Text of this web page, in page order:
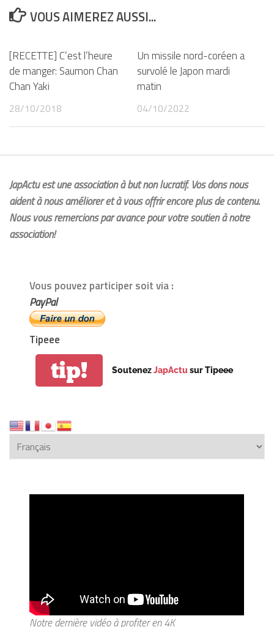
VOUS AIMEREZ AUSSI...
[RECETTE] C’est l’heure
de manger: Saumon Chan
Chan Yaki
28/10/2018
Un missile nord-coréen a
survolé le Japon mardi
matin
04/10/2022
JapActu est une association à but non lucratif. Vos dons nous
aident à nous améliorer et à vous offrir encore plus de contenu.
Nous vous remercions par avance pour votre soutien à notre
association!
Vous pouvez participer soit via :
PayPal
Tipeee
tip! SoutenezJapActusur Tipeee
Notre dernière vidéo à profiter en 4K